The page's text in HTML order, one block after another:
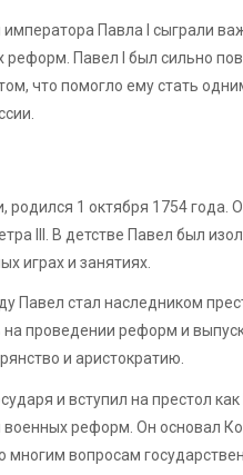
Павла I сыграли
реформ. Павел I был сильно
что помогло ему стать
родился 1 октября 1754
III. В детстве Павел был
играх и занятиях.
Павел стал наследником
проведении реформ и
и аристократию.
и вступил на престол
реформ. Он основал
вопросам